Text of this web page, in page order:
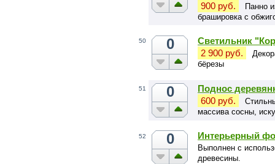
900 руб.
Панно
брашировка с
50 0
Светильник
2 900 руб.
бёрезы
51 0
Поднос
600 руб.
массива сосны,
52 0 Интерьерный
Выполнен с
древесины.